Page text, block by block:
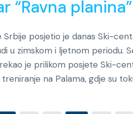
planina”
posjetio je danas Ski-
u zimskom i ljetnom periodu.
je prilikom posjete Ski-
na Palama, gdje su